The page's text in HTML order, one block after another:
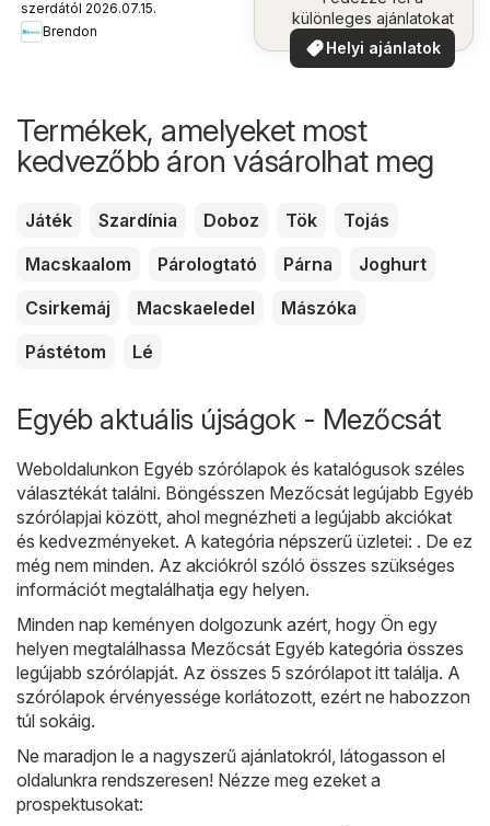
szerdától 2026.07.15.
Brendon
különleges ajánlatokat
Helyi ajánlatok
Termékek, amelyeket most
kedvezőbb áron vásárolhat meg
Játék Szardínia Doboz Tök
Tojás
Macskaalom
Párologtató Párna
Joghurt
Csirkemáj
Macskaeledel
Mászóka
Pástétom
Lé
Egyéb aktuális újságok - Mezőcsát
Weboldalunkon Egyéb szórólapok és katalógusok széles
választékát találni. Böngésszen Mezőcsát legújabb Egyéb
szórólapjai között, ahol megnézheti a legújabb akciókat
és kedvezményeket. A kategória népszerű üzletei: . De ez
még nem minden. Az akciókról szóló összes szükséges
információt megtalálhatja egy helyen.
Minden nap keményen dolgozunk azért, hogy Ön egy
helyen megtalálhassa Mezőcsát Egyéb kategória összes
legújabb szórólapját. Az összes 5 szórólapot itt találja. A
szórólapok érvényessége korlátozott, ezért ne habozzon
túl sokáig.
Ne maradjon le a nagyszerű ajánlatokról, látogasson el
oldalunkra rendszeresen! Nézze meg ezeket a
prospektusokat: